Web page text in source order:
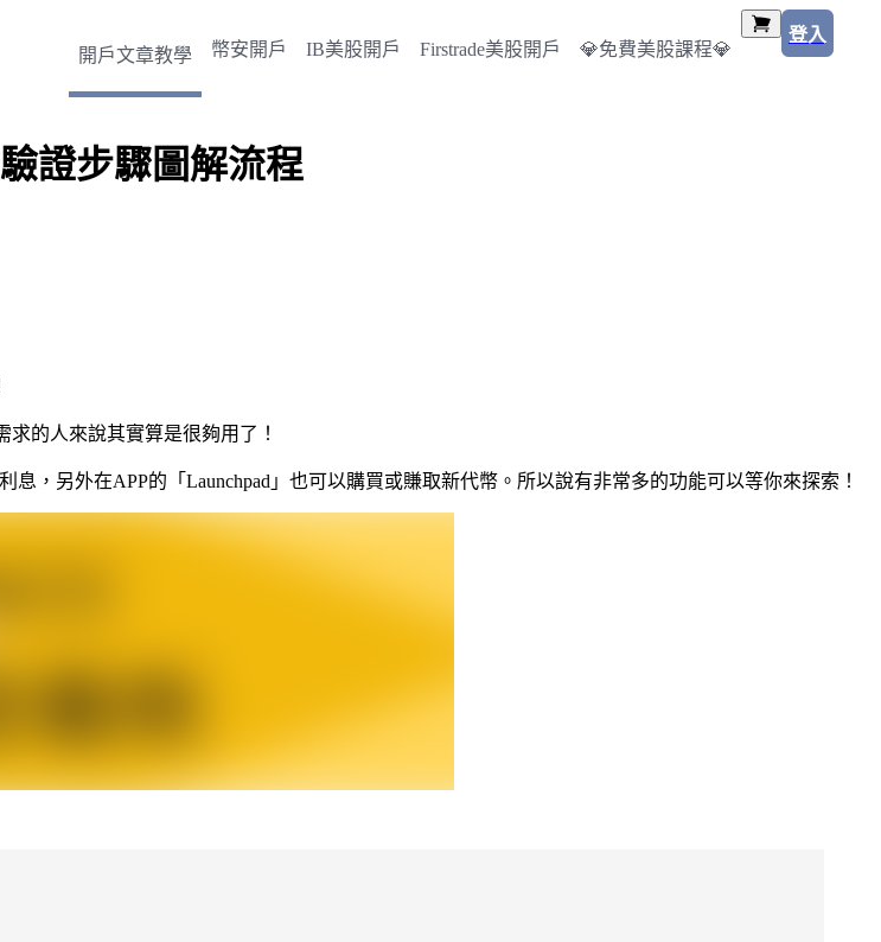
開戶文章教學 幣安開戶 IB美股開戶 Firstrade美股開戶 💎免費美股課程💎
登入
證步驟圖解流程
的人來說其實算是很夠用了！
，另外在APP的「Launchpad」也可以購買或賺取新代幣。所以說有非常多的功能可以等你來探索！